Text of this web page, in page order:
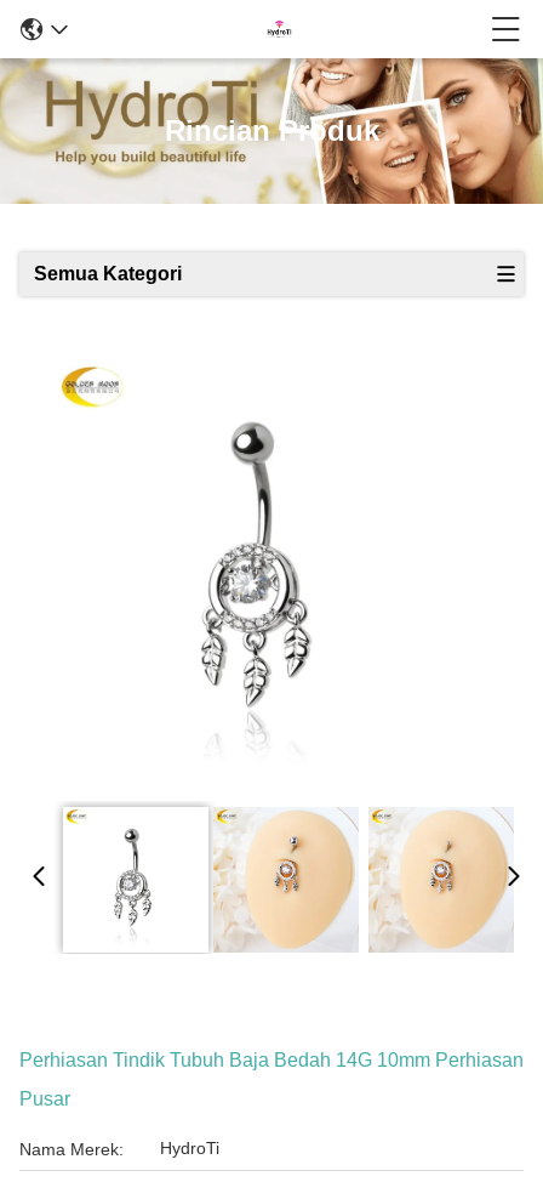
Rincian Produk
Semua Kategori
Perhiasan Tindik Tubuh Baja Bedah 14G 10mm Perhiasan
Pusar
Nama Merek: HydroTi